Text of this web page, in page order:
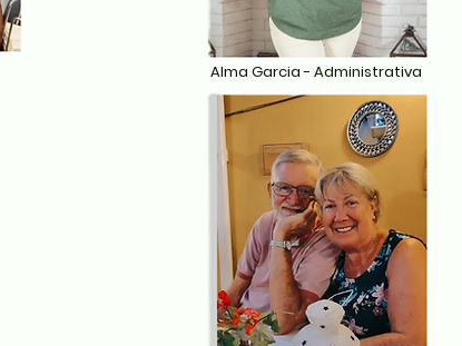
Alma Garcia - Administrativa